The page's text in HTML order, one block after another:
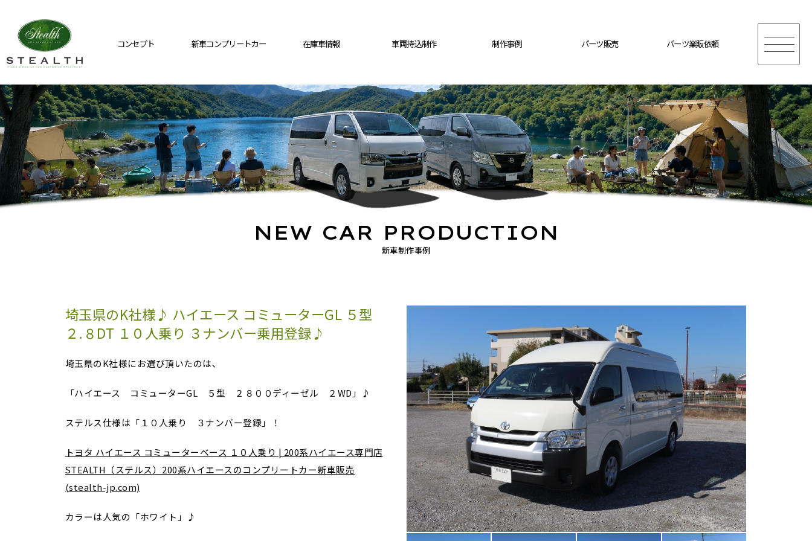
コンセプト 新車コンプリートカー 在庫車情報 車両持込制作 制作事例 パーツ販売 パーツ業販依頼
新車制作事例
NEW CAR PRODUCTION
埼玉県のK社様♪ ハイエース コミューターGL ５型
２.８DT １０人乗り ３ナンバー乗用登録♪
埼玉県のK社様にお選び頂いたのは、
「ハイエース コミューターGL ５型 ２８００ディーゼル ２WD」♪
ステルス仕様は「１０人乗り ３ナンバー登録」！
トヨタ ハイエース コミューターベース １０人乗り | 200系ハイエース専門店
STEALTH（ステルス）200系ハイエースのコンプリートカー新車販売
(stealth-jp.com)
カラーは人気の「ホワイト」♪